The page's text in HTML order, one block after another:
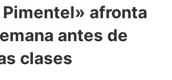
afronta
antes de
clases